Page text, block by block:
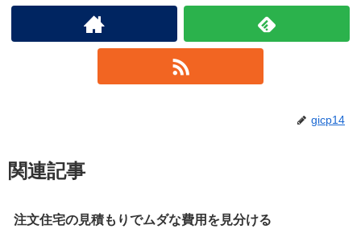
gicp14
関連記事
注文住宅の見積もりでムダな費用を見分ける